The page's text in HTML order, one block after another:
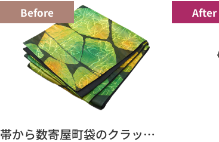
Before After
帯から数寄屋町袋のクラッ…